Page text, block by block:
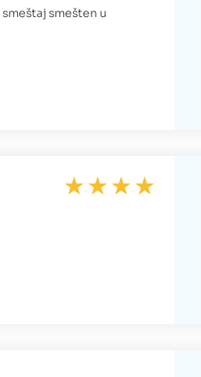
smešten u